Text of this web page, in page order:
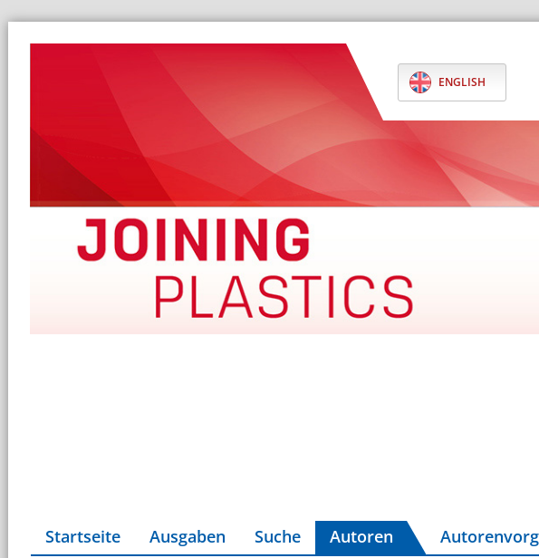
ENGLISH
Startseite Ausgaben Suche Autoren